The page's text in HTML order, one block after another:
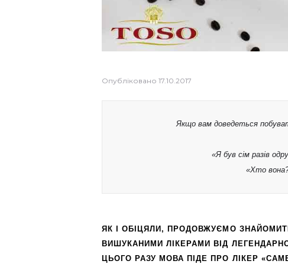
Опубліковано 17.10.2017
Якщо вам доведеться
«Я був сім разів
«Хто
ЯК І ОБІЦЯЛИ, ПРОДОВЖУЄМО
ВИШУКАНИМИ ЛІКЕРАМИ ВІД
ЦЬОГО РАЗУ МОВА ПІДЕ ПРО ЛІКЕР